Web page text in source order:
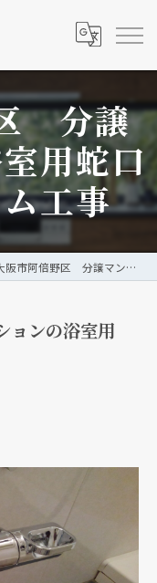
分譲
用蛇口
工事
市阿倍野区 分譲マンションの浴室用蛇口取替リフォーム工事
ンの浴室用